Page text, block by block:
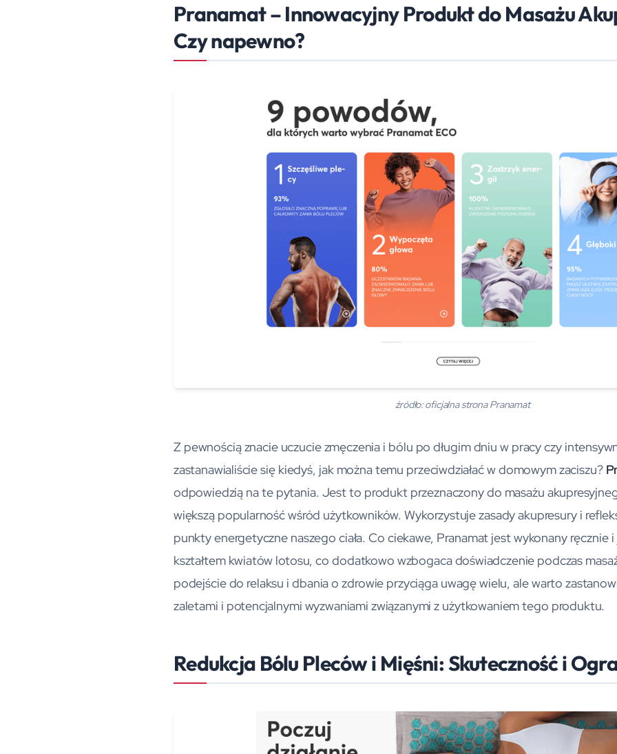
Pranamat – Innowacyjny Produkt do Masażu
Czy napewno?
źródło: oficjalna strona Pranamat
Z pewnością znacie uczucie zmęczenia i bólu po długim dniu w pracy czy
zastanawialiście się kiedyś, jak można temu przeciwdziałać w domowym zaciszu?
odpowiedzią na te pytania. Jest to produkt przeznaczony do masażu
większą popularność wśród użytkowników. Wykorzystuje zasady akupresury i
punkty energetyczne naszego ciała. Co ciekawe, Pranamat jest wykonany ręcznie
kształtem kwiatów lotosu, co dodatkowo wzbogaca doświadczenie podczas
podejście do relaksu i dbania o zdrowie przyciąga uwagę wielu, ale warto
zaletami i potencjalnymi wyzwaniami związanymi z użytkowaniem tego produktu.
Redukcja Bólu Pleców i Mięśni: Skuteczność i